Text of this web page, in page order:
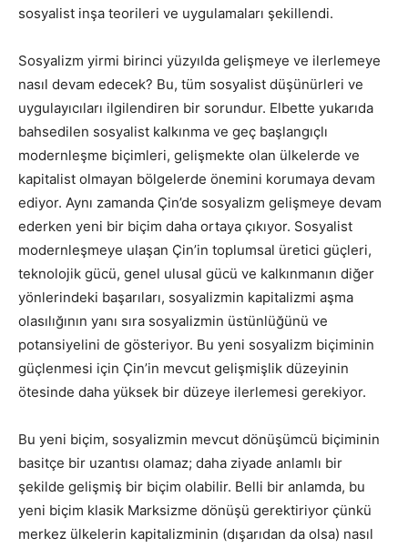
sosyalist inşa teorileri ve uygulamaları şekillendi.
Sosyalizm yirmi birinci yüzyılda gelişmeye ve ilerlemeye
nasıl devam edecek? Bu, tüm sosyalist düşünürleri ve
uygulayıcıları ilgilendiren bir sorundur. Elbette yukarıda
bahsedilen sosyalist kalkınma ve geç başlangıçlı
modernleşme biçimleri, gelişmekte olan ülkelerde ve
kapitalist olmayan bölgelerde önemini korumaya devam
ediyor. Aynı zamanda Çin’de sosyalizm gelişmeye devam
ederken yeni bir biçim daha ortaya çıkıyor. Sosyalist
modernleşmeye ulaşan Çin’in toplumsal üretici güçleri,
teknolojik gücü, genel ulusal gücü ve kalkınmanın diğer
yönlerindeki başarıları, sosyalizmin kapitalizmi aşma
olasılığının yanı sıra sosyalizmin üstünlüğünü ve
potansiyelini de gösteriyor. Bu yeni sosyalizm biçiminin
güçlenmesi için Çin’in mevcut gelişmişlik düzeyinin
ötesinde daha yüksek bir düzeye ilerlemesi gerekiyor.
Bu yeni biçim, sosyalizmin mevcut dönüşümcü biçiminin
basitçe bir uzantısı olamaz; daha ziyade anlamlı bir
şekilde gelişmiş bir biçim olabilir. Belli bir anlamda, bu
yeni biçim klasik Marksizme dönüşü gerektiriyor çünkü
merkez ülkelerin kapitalizminin (dışarıdan da olsa) nasıl